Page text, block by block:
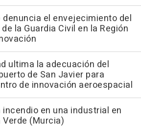
denuncia el envejecimiento del
la Guardia Civil en la Región
ultima la adecuación del
de San Javier para
de innovación aeroespacial
incendio en una industrial en
Verde (Murcia)